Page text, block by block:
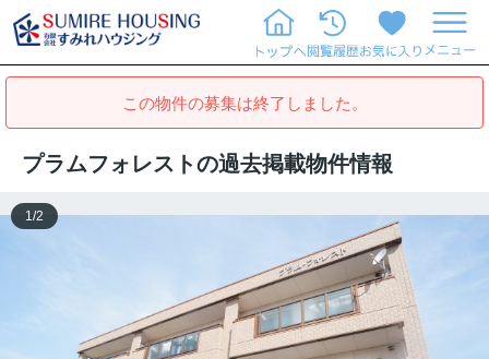
この物件の募集は終了しました。
プラムフォレストの過去掲載物件情報
1 /2